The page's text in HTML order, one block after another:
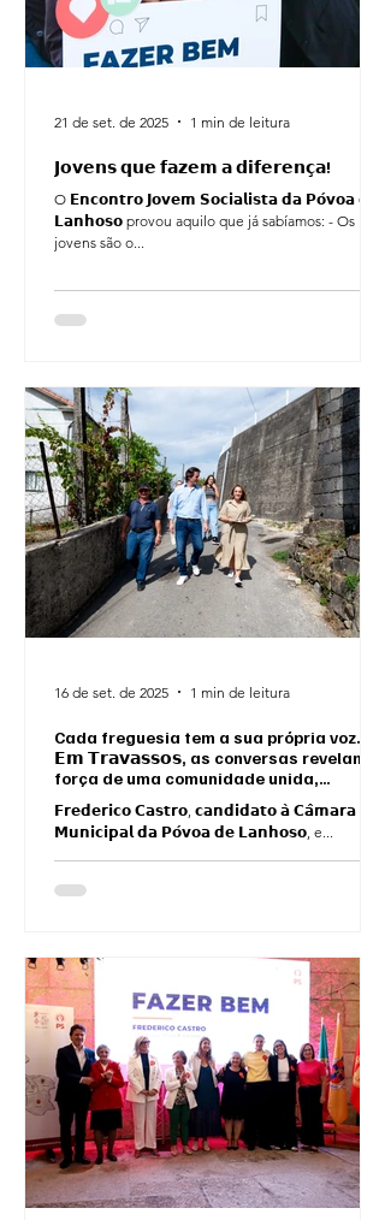
𝗝𝗼𝘃𝗲𝗻𝘀 𝗾𝘂𝗲 𝗳𝗮𝘇𝗲𝗺 𝗮 𝗱𝗶𝗳𝗲𝗿𝗲𝗻𝗰̧𝗮!
O 𝗘𝗻𝗰𝗼𝗻𝘁𝗿𝗼 𝗝𝗼𝘃𝗲𝗺 𝗦𝗼𝗰𝗶𝗮𝗹𝗶𝘀𝘁𝗮 𝗱𝗮 𝗣𝗼́𝘃𝗼𝗮 𝗱𝗲
𝗟𝗮𝗻𝗵𝗼𝘀𝗼 provou aquilo que já sabíamos: - Os
jovens são o...
21 de set. de 2025 1 min de leitura
Cada freguesia tem a sua própria voz.
𝗘𝗺 𝗧𝗿𝗮𝘃𝗮𝘀𝘀𝗼𝘀, as conversas revelam a
força de uma comunidade unida,
𝗕𝗘𝗠.
𝗙𝗿𝗲𝗱𝗲𝗿𝗶𝗰𝗼 𝗖𝗮𝘀𝘁𝗿𝗼, 𝗰𝗮𝗻𝗱𝗶𝗱𝗮𝘁𝗼 𝗮̀ 𝗖𝗮̂𝗺𝗮𝗿𝗮
𝗠𝘂𝗻𝗶𝗰𝗶𝗽𝗮𝗹 𝗱𝗮 𝗣𝗼́𝘃𝗼𝗮 𝗱𝗲 𝗟𝗮𝗻𝗵𝗼𝘀𝗼, e...
16 de set. de 2025 1 min de leitura